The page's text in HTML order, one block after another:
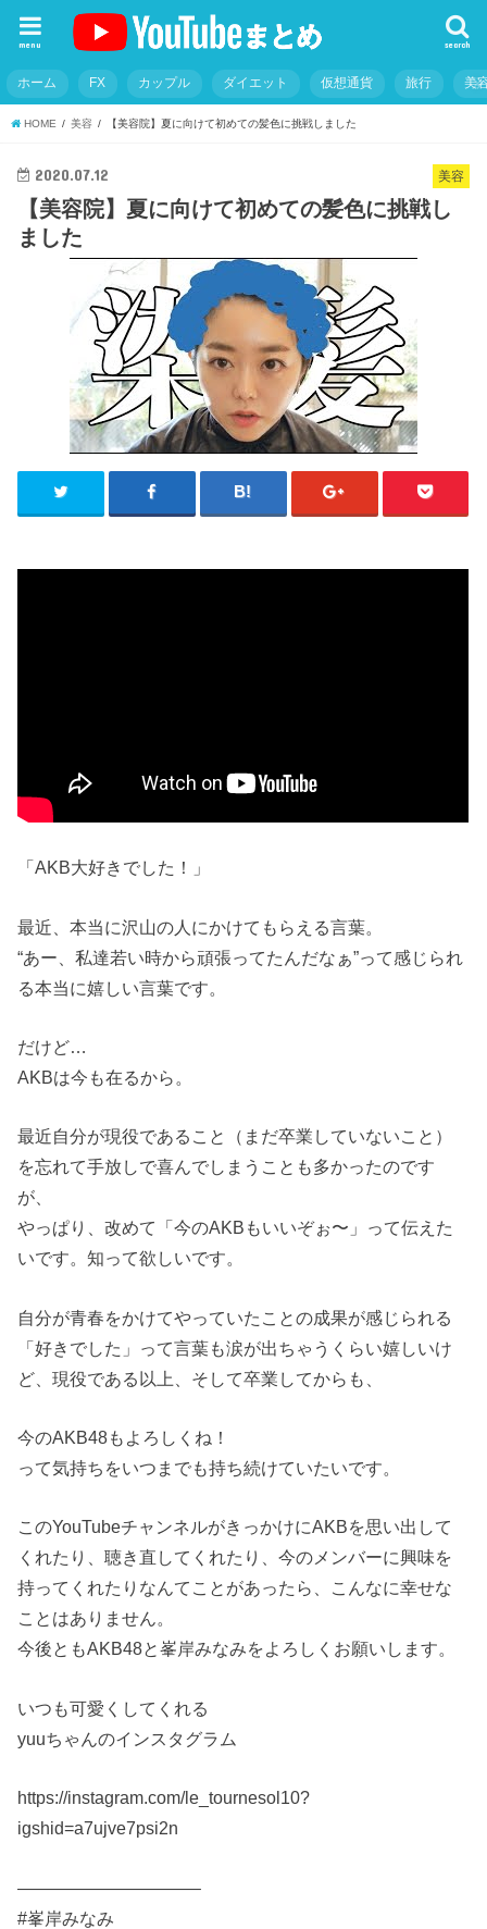
search
menu
ホーム FX カップル ダイエット 仮想通貨 旅行 美
HOME 美容 【美容院】夏に向けて初めての髪色に挑戦しました
美容
2020.07.12
【美容院】夏に向けて初めての髪色に挑戦し
ました
「AKB大好きでした！」
最近、本当に沢山の人にかけてもらえる言葉。
“あー、私達若い時から頑張ってたんだなぁ”って感じられ
る本当に嬉しい言葉です。
だけど…
AKBは今も在るから。
最近自分が現役であること（まだ卒業していないこと）
を忘れて手放しで喜んでしまうことも多かったのです
が、
やっぱり、改めて「今のAKBもいいぞぉ〜」って伝えた
いです。知って欲しいです。
自分が青春をかけてやっていたことの成果が感じられる
「好きでした」って言葉も涙が出ちゃうくらい嬉しいけ
ど、現役である以上、そして卒業してからも、
今のAKB48もよろしくね！
って気持ちをいつまでも持ち続けていたいです。
このYouTubeチャンネルがきっかけにAKBを思い出して
くれたり、聴き直してくれたり、今のメンバーに興味を
持ってくれたりなんてことがあったら、こんなに幸せな
ことはありません。
今後ともAKB48と峯岸みなみをよろしくお願いします。
いつも可愛くしてくれる
yuuちゃんのインスタグラム
https://instagram.com/le_tournesol10?
igshid=a7ujve7psi2n
——————————–
#峯岸みなみ